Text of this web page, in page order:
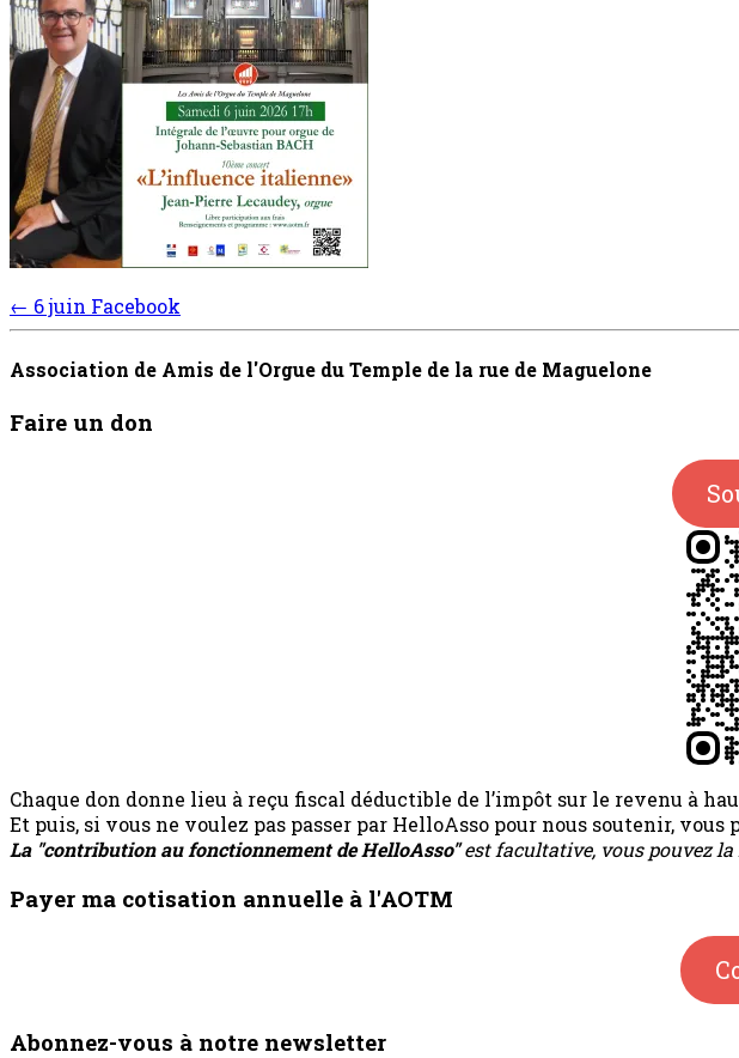
Post
navigation
← 6 juin Facebook
Association de Amis de l'Orgue du Temple de la rue de Maguelone
Faire un don
Chaque don donne lieu à reçu fiscal déductible de l’impôt sur le revenu à
Et puis, si vous ne voulez pas passer par HelloAsso pour nous soutenir,
La "contribution au fonctionnement de HelloAsso"est facultative, vous pouvez
Payer ma cotisation annuelle à l'AOTM
Abonnez-vous à notre newsletter